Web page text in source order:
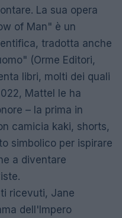
La sua opera
of Man" è un
tradotta anche
(Orme Editori,
libri, molti dei quali
Mattel le ha
– la prima in
camicia kaki, shorts,
simbolico per ispirare
a diventare
ricevuti, Jane
dell'Impero